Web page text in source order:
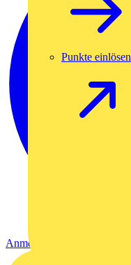
Punkte einlösen
Anmelden